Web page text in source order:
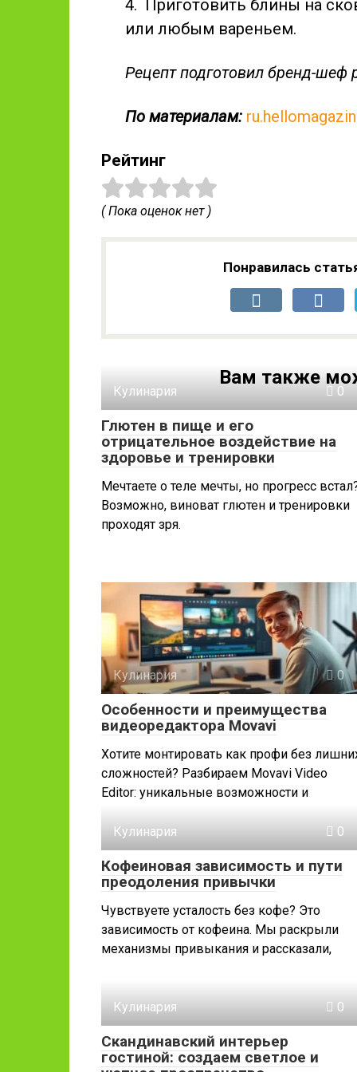
4. Приготовить блины на
или любым вареньем.
Рецепт подготовил бренд-шеф
По материалам:
Рейтинг
( Пока оценок нет )
Понравилась
Вам также
Кулинария 0
Глютен в пище и его
отрицательное воздействие на
здоровье и тренировки
Мечтаете о теле мечты, но прогресс
Возможно, виноват глютен и тренировки
проходят зря.
Кулинария 0
Особенности и преимущества
видеоредактора Movavi
Хотите монтировать как профи без
сложностей? Разбираем Movavi Video
Editor: уникальные возможности и
Кулинария 0
Кофеиновая зависимость и пути
преодоления привычки
Чувствуете усталость без кофе? Это
зависимость от кофеина. Мы раскрыли
механизмы привыкания и рассказали,
Кулинария 0
Скандинавский интерьер
гостиной: создаем светлое и